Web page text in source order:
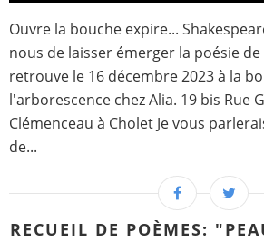
Ouvre la bouche expire...
nous de laisser émerger la poésie de
retrouve le 16 décembre 2023 à la
l'arborescence chez Alia. 19 bis Rue
Clémenceau à Cholet Je vous
de...
RECUEIL DE POÈMES: